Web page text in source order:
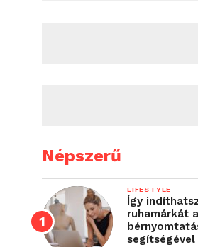
Népszerű
LIFESTYLE
Így
ruhamárkát
segítségével